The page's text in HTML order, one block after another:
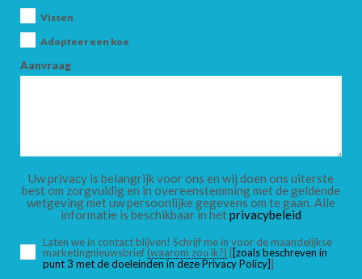
Vissen
Adopteer een koe
Aanvraag
Uw privacy is belangrijk voor ons en wij doen ons uiterste
best om zorgvuldig en in overeenstemming met de geldende
wetgeving met uw persoonlijke gegevens om te gaan. Alle
informatie is beschikbaar in hetprivacybeleid
Laten we in contact blijven! Schrijf me in voor de maandelijkse
marketingnieuwsbrief (waarom zou ik?) [[zoals beschreven in
punt 3 met de doeleinden in deze Privacy Policy]]